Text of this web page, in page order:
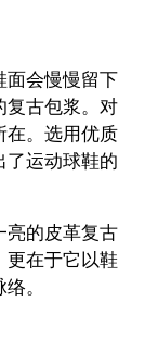
面会慢慢留下
复古包浆。对
在。选用优质
了运动球鞋的
亮的皮革复古
更在于它以鞋
络。